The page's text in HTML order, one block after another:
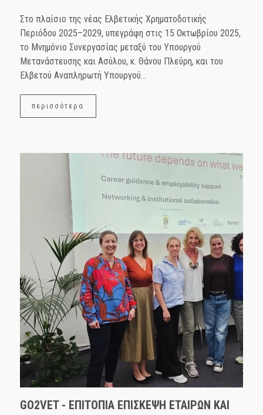
Στο πλαίσιο της νέας Ελβετικής Χρηματοδοτικής
Περιόδου 2025–2029, υπεγράφη στις 15 Οκτωβρίου 2025,
το Μνημόνιο Συνεργασίας μεταξύ του Υπουργού
Μετανάστευσης και Ασύλου, κ. Θάνου Πλεύρη, και του
Ελβετού Αναπληρωτή Υπουργού...
περισσότερα
GO2VET - ΕΠΙΤΟΠΙΑ ΕΠΙΣΚΕΨΗ ΕΤΑΙΡΩΝ ΚΑΙ